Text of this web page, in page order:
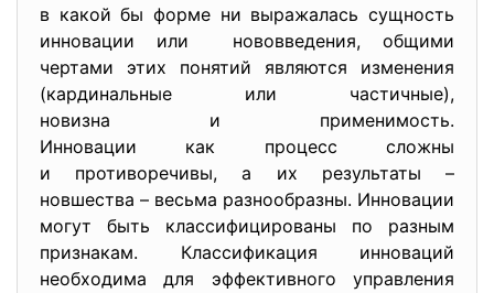
в какой бы форме ни выражалась сущность
инновации или нововведения, общими
чертами этих понятий являются изменения
(кардинальные или частичные),
новизна и применимость.
Инновации как процесс сложны
и противоречивы, а их результаты –
новшества – весьма разнообразны. Инновации
могут быть классифицированы по разным
признакам. Классификация инноваций
необходима для эффективного управления